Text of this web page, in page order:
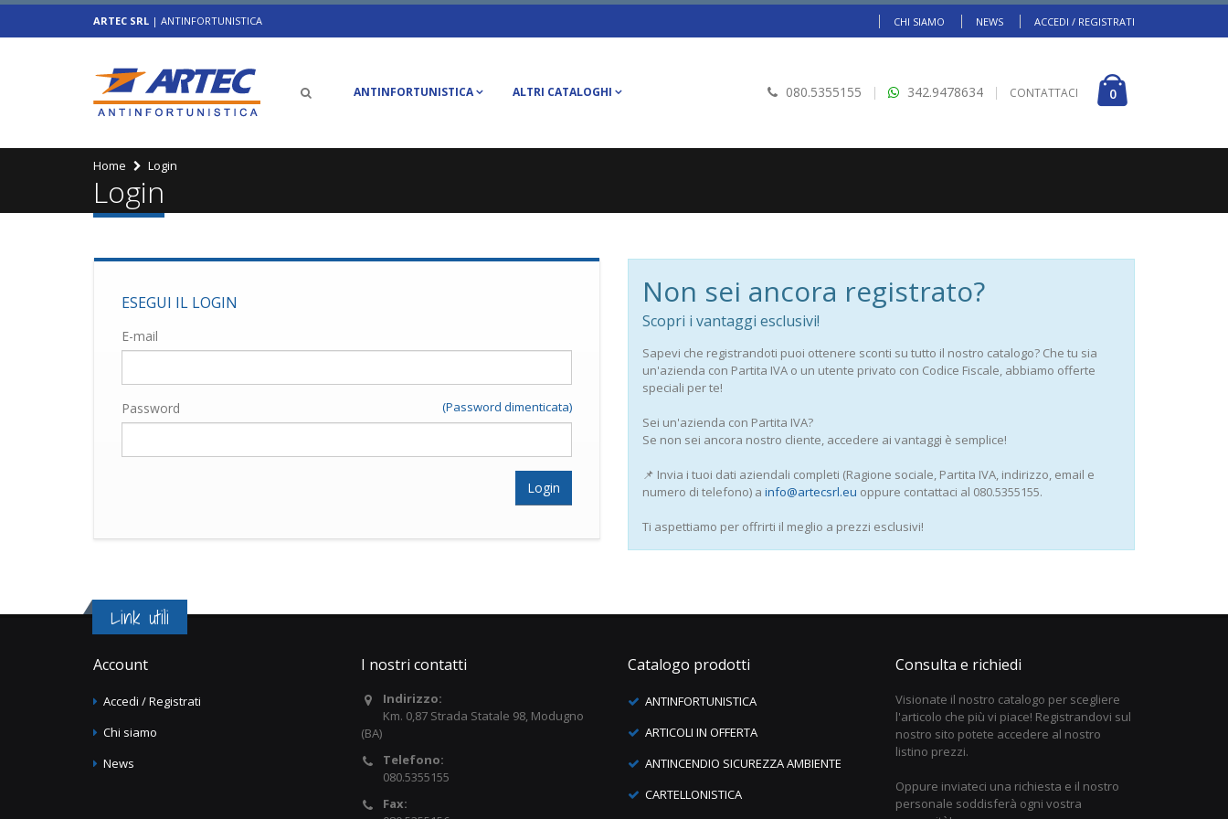
ARTEC SRL | ANTINFORTUNISTICA CHI SIAMO NEWS ACCEDI / REGISTRATI
080.5355155 342.9478634 CONTATTACI 0
ANTINFORTUNISTICA ALTRI CATALOGHI
Home Login
Login
ESEGUI IL LOGIN
E-mail
(Password dimenticata)
Password
Non sei ancora registrato?
Scopri i vantaggi esclusivi!
Sapevi che registrandoti puoi ottenere sconti su tutto il nostro catalogo? Che tu sia
un'azienda con Partita IVA o un utente privato con Codice Fiscale, abbiamo offerte
speciali per te!
Sei un'azienda con Partita IVA?
Se non sei ancora nostro cliente, accedere ai vantaggi è semplice!
📌 Invia i tuoi dati aziendali completi (Ragione sociale, Partita IVA, indirizzo, email e
numero di telefono) a info@artecsrl.eu oppure contattaci al 080.5355155.
Ti aspettiamo per offrirti il meglio a prezzi esclusivi!
Link utili
Account
Accedi / Registrati
Chi siamo
News
I nostri contatti
Indirizzo:
Km. 0,87 Strada Statale 98, Modugno
(BA)
Telefono:
080.5355155
Fax:
Catalogo prodotti
ANTINFORTUNISTICA
ARTICOLI IN OFFERTA
ANTINCENDIO SICUREZZA AMBIENTE
CARTELLONISTICA
Consulta e richiedi
Visionate il nostro catalogo per scegliere
l'articolo che più vi piace! Registrandovi sul
nostro sito potete accedere al nostro
listino prezzi.
Oppure inviateci una richiesta e il nostro
personale soddisferà ogni vostra